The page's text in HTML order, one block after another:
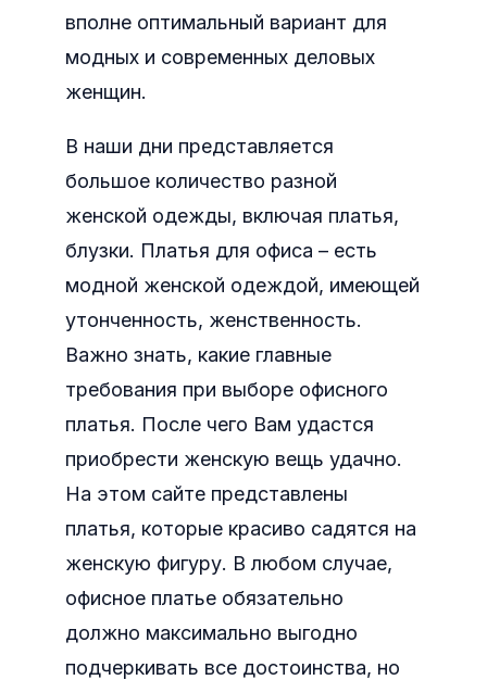
вполне оптимальный вариант для
модных и современных деловых
женщин.
В наши дни представляется
большое количество разной
женской одежды, включая платья,
блузки. Платья для офиса – есть
модной женской одеждой, имеющей
утонченность, женственность.
Важно знать, какие главные
требования при выборе офисного
платья. После чего Вам удастся
приобрести женскую вещь удачно.
На этом сайте представлены
платья, которые красиво садятся на
женскую фигуру. В любом случае,
офисное платье обязательно
должно максимально выгодно
подчеркивать все достоинства, но